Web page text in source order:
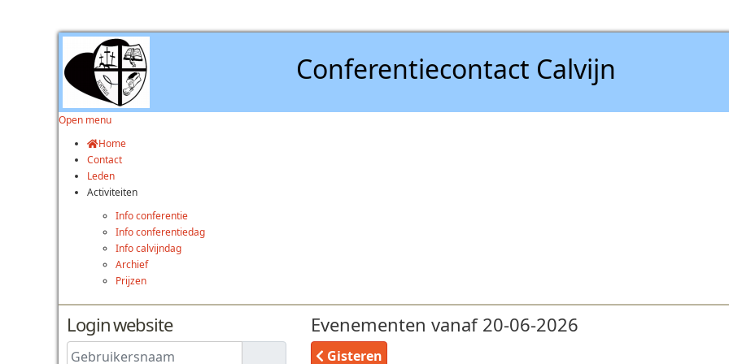
Conferentiecontact Calvijn
Open menu
Home
Contact
Leden
Activiteiten
Info conferentie
Info conferentiedag
Info calvijndag
Archief
Prijzen
Login website
Gebruikersnaam
Evenementen vanaf 20-06-2026
Gisteren